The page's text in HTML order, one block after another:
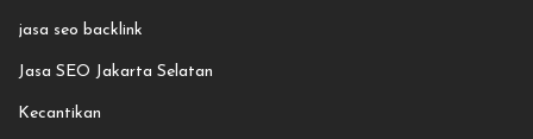
jasa seo backlink
Jasa SEO Jakarta Selatan
Kecantikan